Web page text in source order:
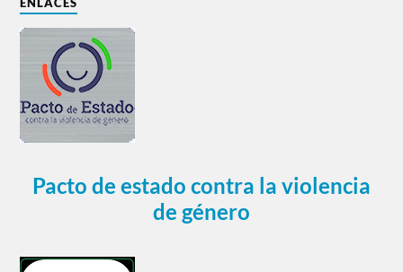
Pacto de estado contra la violencia
de género